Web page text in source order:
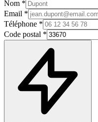
Nom *
Email *
Téléphone *
Code postal *